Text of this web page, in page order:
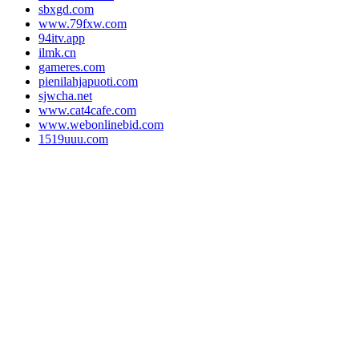
sbxgd.com
www.79fxw.com
94itv.app
ilmk.cn
gameres.com
pienilahjapuoti.com
sjwcha.net
www.cat4cafe.com
www.webonlinebid.com
1519uuu.com